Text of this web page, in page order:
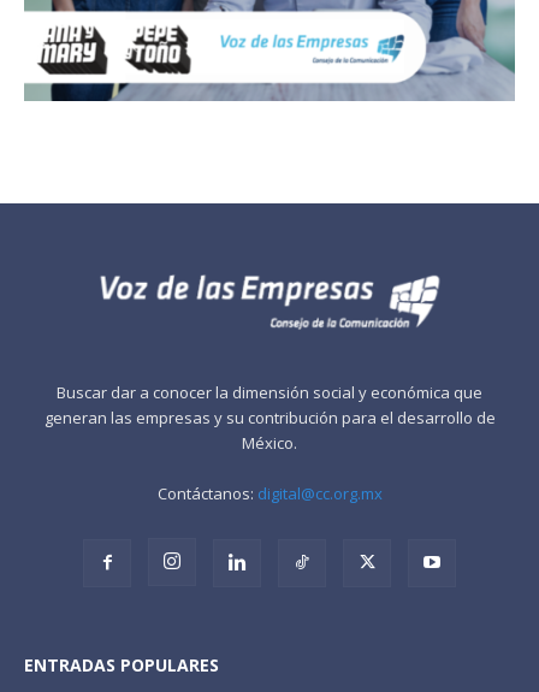
Buscar dar a conocer la dimensión social y económica que
generan las empresas y su contribución para el desarrollo de
México.
Contáctanos: digital@cc.org.mx
ENTRADAS POPULARES